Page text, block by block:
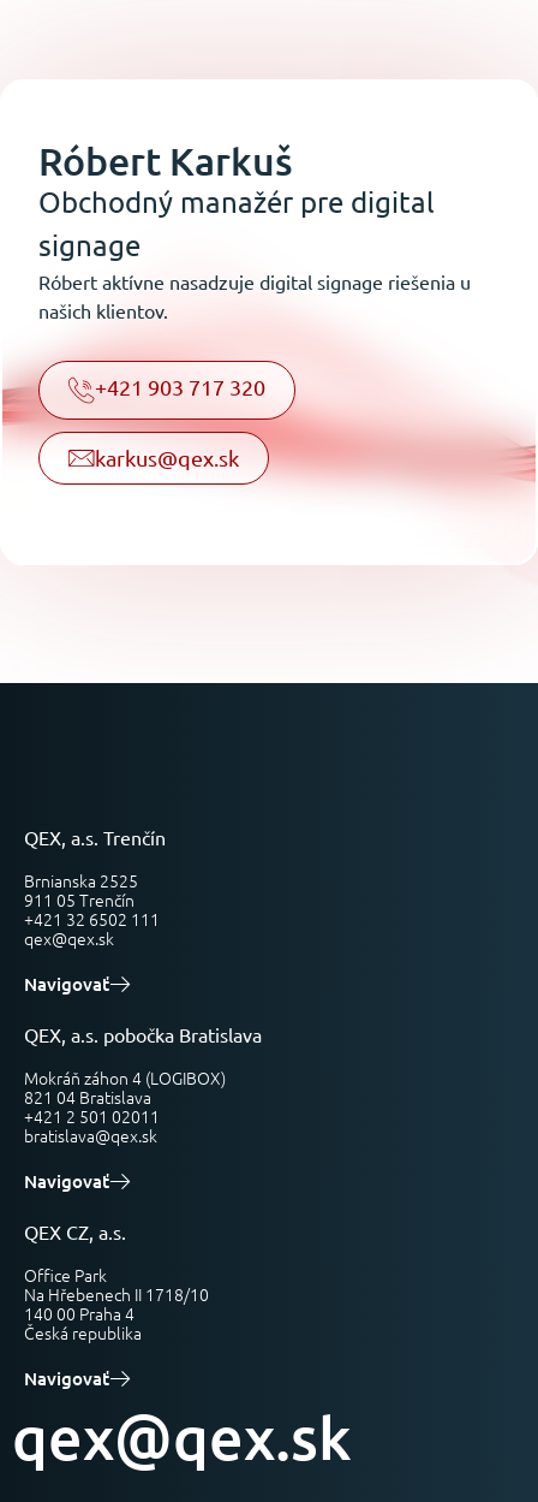
Róbert Karkuš
Obchodný manažér pre digital
signage
Róbert aktívne nasadzuje digital signage riešenia u
našich klientov.
+421 903 717 320
karkus@qex.sk
QEX, a.s. Trenčín
Brnianska 2525
911 05 Trenčín
+421 32 6502 111
qex@qex.sk
Navigovať
QEX, a.s. pobočka Bratislava
Mokráň záhon 4 (LOGIBOX)
821 04 Bratislava
+421 2 501 02011
bratislava@qex.sk
Navigovať
QEX CZ, a.s.
Office Park
Na Hřebenech II 1718/10
140 00 Praha 4
Česká republika
Navigovať
qex@qex.sk